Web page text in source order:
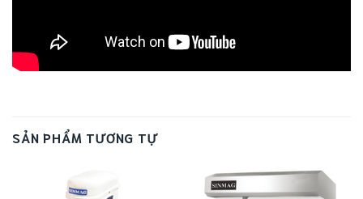
SẢN PHẨM TƯƠNG TỰ